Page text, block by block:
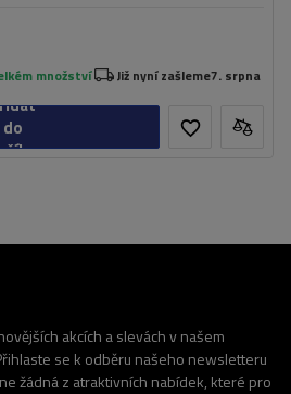
množství Již nyní zašleme7. srpna
do
akcích a slevách v našem
se k odběru našeho newsletteru
žádná z atraktivních nabídek, které pro